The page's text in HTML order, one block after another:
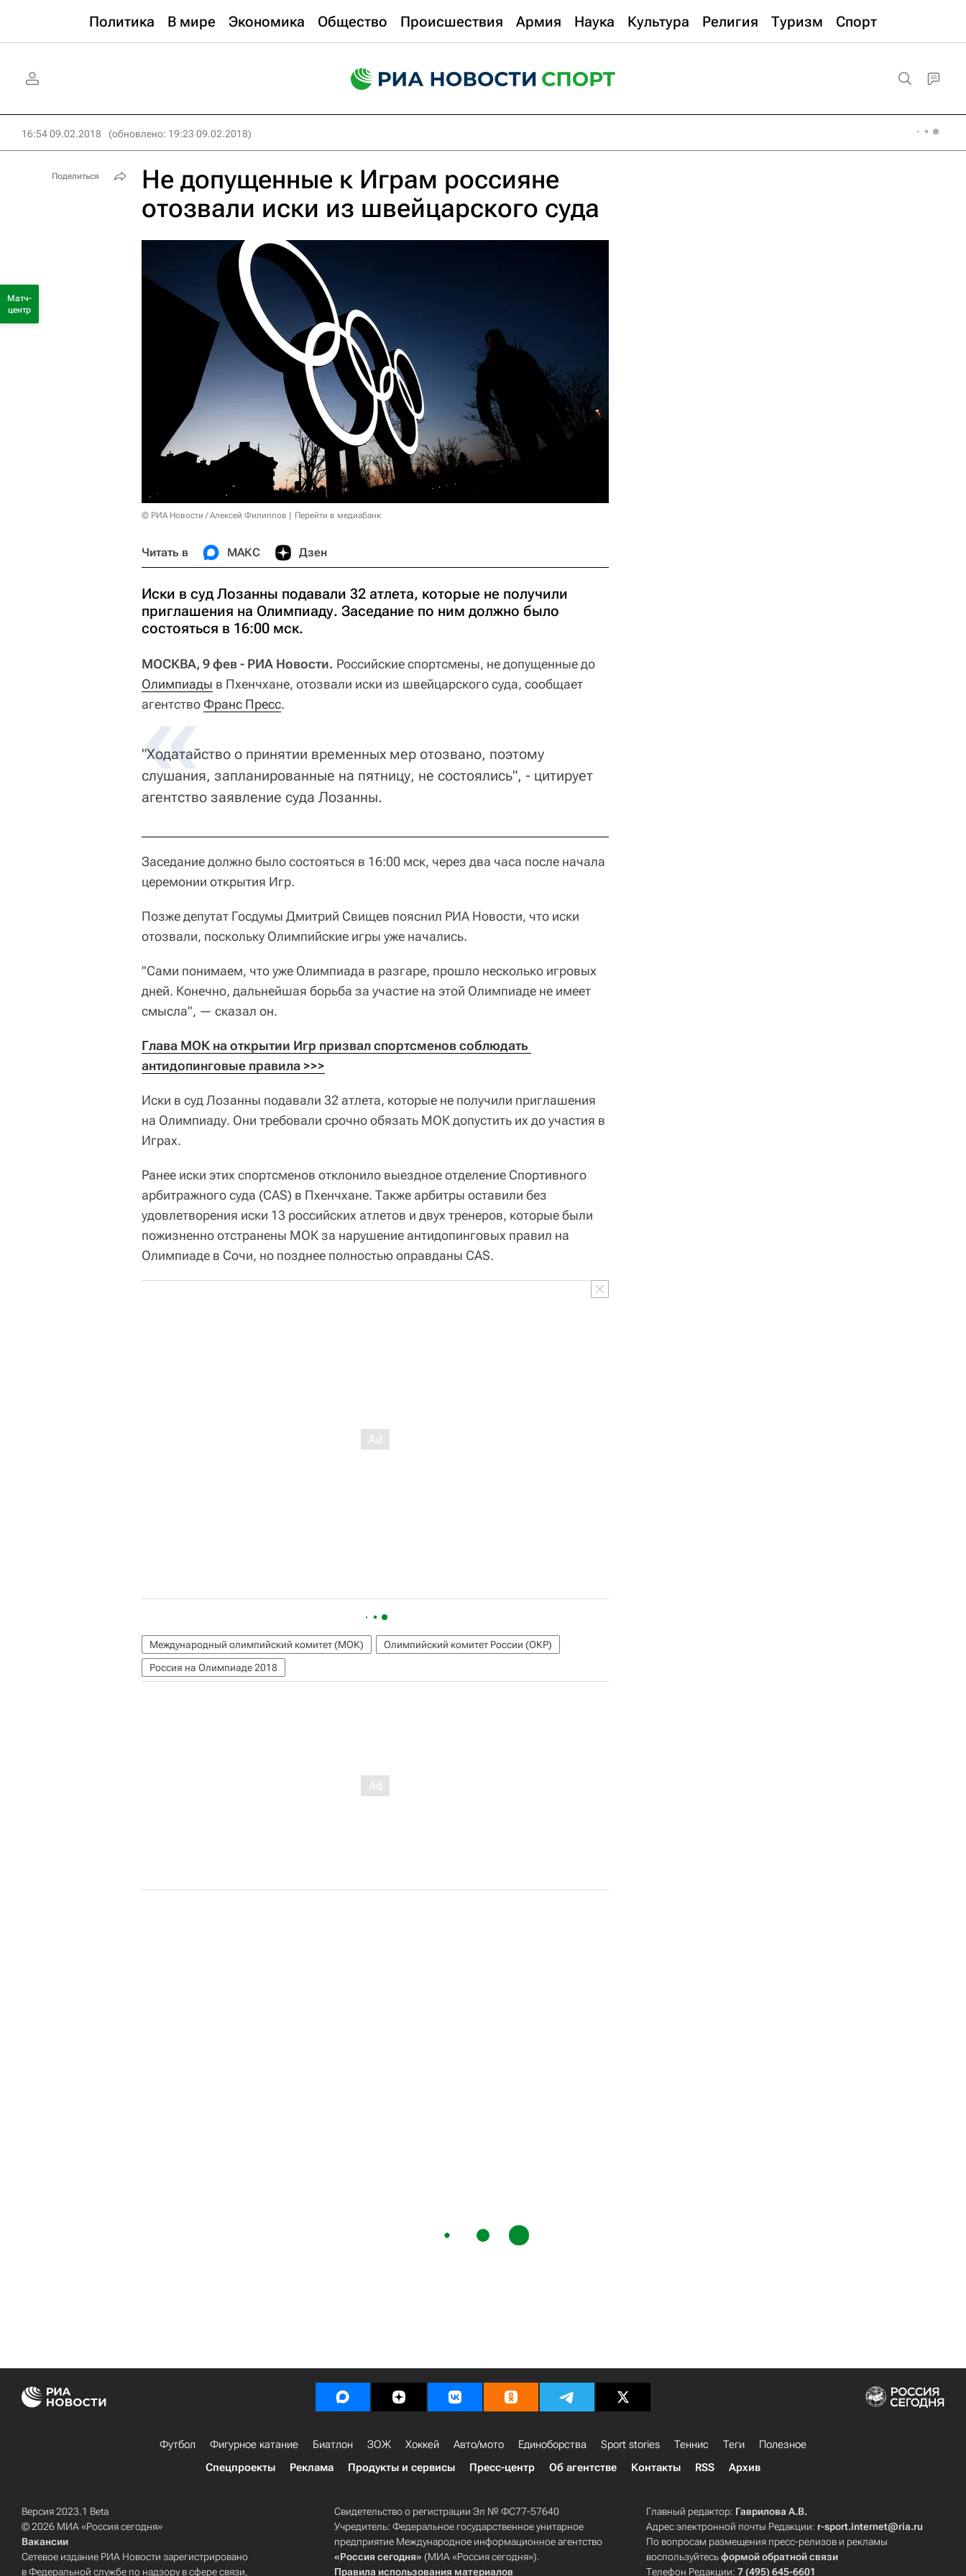
Политика В мире Экономика Общество Происшествия Армия Наука Культура Религия Туризм Спорт
16:54 09.02.2018 (обновлено: 19:23 09.02.2018)
Не допущенные к Играм россияне
отозвали иски из швейцарского суда
© РИА Новости / Алексей Филиппов Перейти в медиабанк
Читать в МАКС Дзен
Иски в суд Лозанны подавали 32 атлета, которые не получили
приглашения на Олимпиаду. Заседание по ним должно было
состояться в 16:00 мск.
МОСКВА, 9 фев - РИА Новости. Российские спортсмены, не допущенные до
Олимпиады в Пхенчхане, отозвали иски из швейцарского суда, сообщает
агентство Франс Пресс.
"Ходатайство о принятии временных мер отозвано, поэтому
слушания, запланированные на пятницу, не состоялись", - цитирует
агентство заявление суда Лозанны.
Заседание должно было состояться в 16:00 мск, через два часа после начала
церемонии открытия Игр.
Позже депутат Госдумы Дмитрий Свищев пояснил РИА Новости, что иски
отозвали, поскольку Олимпийские игры уже начались.
"Сами понимаем, что уже Олимпиада в разгаре, прошло несколько игровых
дней. Конечно, дальнейшая борьба за участие на этой Олимпиаде не имеет
смысла", — сказал он.
Глава МОК на открытии Игр призвал спортсменов соблюдать
антидопинговые правила >>>
Иски в суд Лозанны подавали 32 атлета, которые не получили приглашения
на Олимпиаду. Они требовали срочно обязать МОК допустить их до участия в
Играх.
Ранее иски этих спортсменов отклонило выездное отделение Спортивного
арбитражного суда (CAS) в Пхенчхане. Также арбитры оставили без
удовлетворения иски 13 российских атлетов и двух тренеров, которые были
пожизненно отстранены МОК за нарушение антидопинговых правил на
Олимпиаде в Сочи, но позднее полностью оправданы CAS.
Международный олимпийский комитет (МОК)
Олимпийский комитет России (ОКР)
Россия на Олимпиаде 2018
Поделиться
Матч-
центр
Футбол Фигурное катание Биатлон ЗОЖ Хоккей Авто/мото Единоборства Sport stories Теннис Теги
Полезное
Спецпроекты
Реклама Продукты и сервисы Пресс-центр Об агентстве Контакты RSS Архив
Версия 2023.1 Beta
© 2026 МИА «Россия сегодня»
Вакансии
Сетевое издание РИА Новости зарегистрировано
в Федеральной службе по надзору в сфере связи,
Свидетельство о регистрации Эл № ФС77-57640
Учредитель: Федеральное государственное унитарное
предприятие Международное информационное агентство
«Россия сегодня» (МИА «Россия сегодня»).
Правила использования материалов
Главный редактор: Гаврилова А.В.
Адрес электронной почты Редакции: r-sport.internet@ria.ru
По вопросам размещения пресс-релизов и рекламы
воспользуйтесьформой обратной связи
Телефон Редакции:7 (495) 645-6601